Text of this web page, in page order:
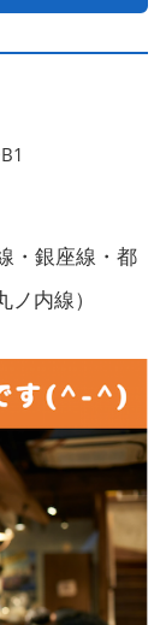
・銀座線・都
内線）